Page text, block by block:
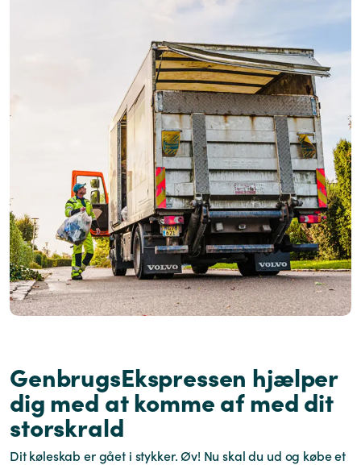
GenbrugsEkspressen hjælper
dig med at komme af med dit
storskrald
Dit køleskab er gået i stykker. Øv! Nu skal du ud og købe et